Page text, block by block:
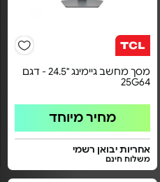
מסך מחשב גיימינג "24.5 - דגם
25G64
מחיר מיוחד
אחריות יבואן רשמי
משלוח חינם